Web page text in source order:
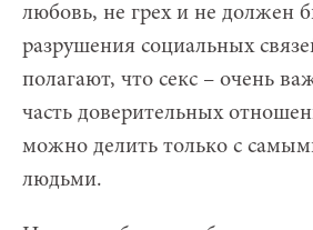
любовь, не грех и не должен
разрушения социальных
полагают, что секс – очень
часть доверительных
можно делить только с
людьми.